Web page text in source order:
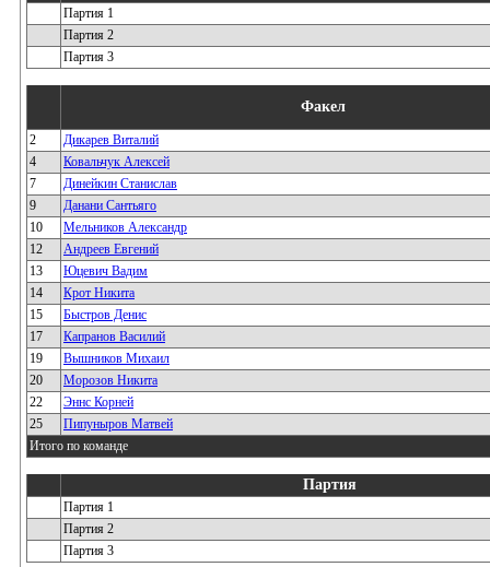
Партия 1
Партия 2
Партия 3
Факел
2
Дикарев Виталий
4
Ковальчук Алексей
7
Динейкин Станислав
9
Данани Сантьяго
10
Мельников Александр
12
Андреев Евгений
13
Юцевич Вадим
14
Крот Никита
15
Быстров Денис
17
Капранов Василий
19
Вышников Михаил
20
Морозов Никита
22
Эннс Корней
25
Пипуныров Матвей
Итого по команде
Партия
Партия 1
Партия 2
Партия 3